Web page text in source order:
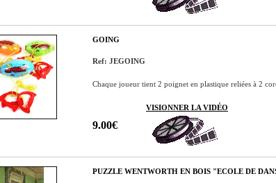
GOING
Ref: JEGOING
Chaque joueur tient 2 poignet en plastique reliées à 2
9.00€
VISIONNER LA VIDÉO
PUZZLE WENTWORTH EN BOIS "ECOLE DE